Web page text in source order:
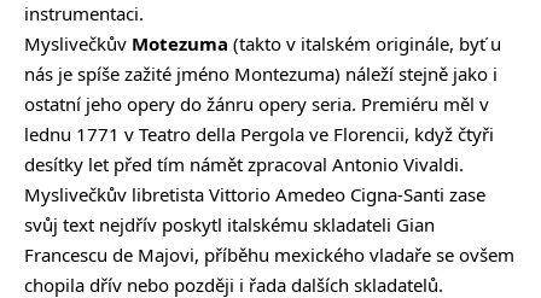
instrumentaci.
Myslivečkův Motezuma (takto v italském originále, byť u
nás je spíše zažité jméno Montezuma) náleží stejně jako i
ostatní jeho opery do žánru opery seria. Premiéru měl v
lednu 1771 v Teatro della Pergola ve Florencii, když čtyři
desítky let před tím námět zpracoval Antonio Vivaldi.
Myslivečkův libretista Vittorio Amedeo Cigna-Santi zase
svůj text nejdřív poskytl italskému skladateli Gian
Francescu de Majovi, příběhu mexického vladaře se ovšem
chopila dřív nebo později i řada dalších skladatelů.